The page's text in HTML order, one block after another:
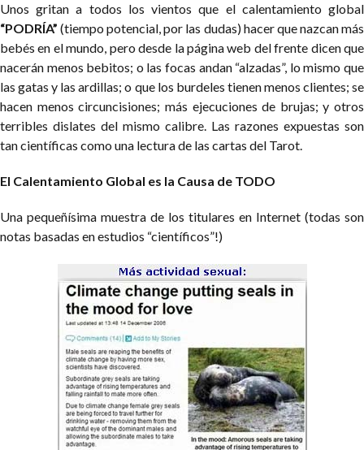
Unos gritan a todos los vientos que el calentamiento global
“PODRÍA” (tiempo potencial, por las dudas) hacer que nazcan más
bebés en el mundo, pero desde la página web del frente dicen que
nacerán menos bebitos; o las focas andan “alzadas”, lo mismo que
las gatas y las ardillas; o que los burdeles tienen menos clientes; se
hacen menos circuncisiones; más ejecuciones de brujas; y otros
terribles dislates del mismo calibre. Las razones expuestas son
tan científicas como una lectura de las cartas del Tarot.
El Calentamiento Global es la Causa de TODO
Una pequeñísima muestra de los titulares en Internet (todas son
notas basadas en estudios “científicos”!)